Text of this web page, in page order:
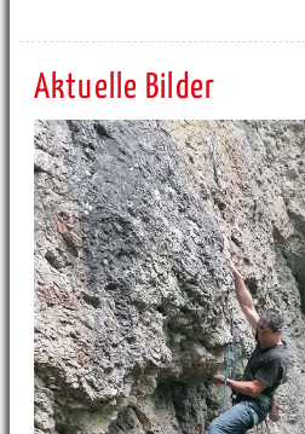
Aktuelle Bilder